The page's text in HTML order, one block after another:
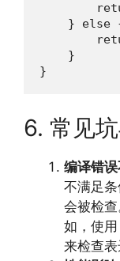
} else
    }
}
6. 常见
编译错
不满足
会被检
如，使
来检查表